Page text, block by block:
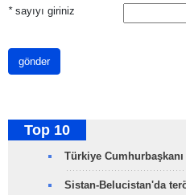
*sayıyı giriniz
gönder
Top 10
Türkiye
Sistan-Belucistan'da